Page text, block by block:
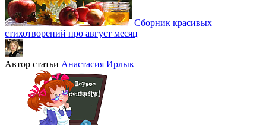
Сборник красивых
стихотворений про август месяц
Автор статьи Анастасия Ирлык